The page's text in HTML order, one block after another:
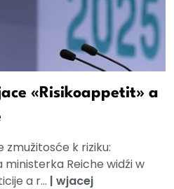
«Risikoappetit» a
zmužitosće k riziku:
Reiche widźi w
a r... | wjacej